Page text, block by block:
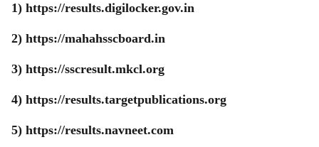
1) https://results.digilocker.gov.in
2) https://mahahsscboard.in
3) https://sscresult.mkcl.org
4) https://results.targetpublications.org
5) https://results.navneet.com